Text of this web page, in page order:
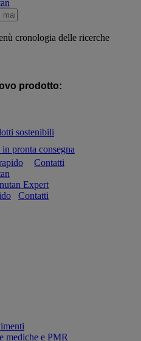
cronologia delle ricerche
prodotto:
sostenibili
pronta consegna
Contatti
Expert
Contatti
mediche e PMR